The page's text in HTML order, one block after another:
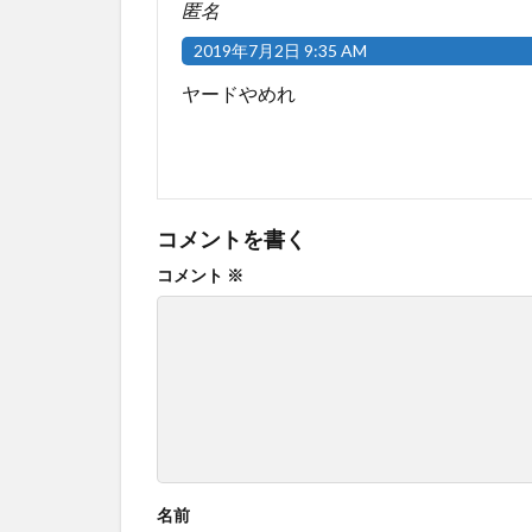
匿名
2019年7月2日 9:35 AM
ヤードやめれ
コメントを書く
コメント ※
名前